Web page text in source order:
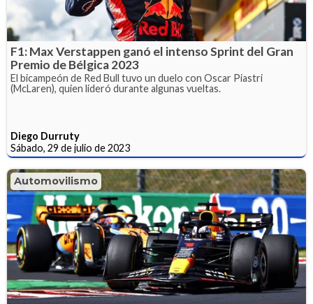
F1: Max Verstappen ganó el intenso Sprint del Gran
Premio de Bélgica 2023
El bicampeón de Red Bull tuvo un duelo con Oscar Piastri
(McLaren), quien lideró durante algunas vueltas.
Diego Durruty
Sábado, 29 de julio de 2023
Automovilismo